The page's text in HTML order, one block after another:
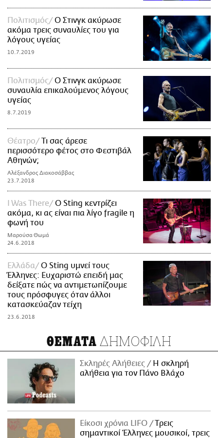
Πολιτισμός
Ο Στινγκ ακύρωσε
ακόμα τρεις συναυλίες του για
λόγους υγείας
10.7.2019
Πολιτισμός
Ο Στινγκ ακύρωσε
συναυλία επικαλούμενος λόγους
υγείας
8.7.2019
Θέατρο
Τι σας άρεσε
περισσότερο φέτος στο Φεστιβάλ
Αθηνών;
Αλέξανδρος Διακοσάββας
23.7.2018
I Was There
Ο Sting κεντρίζει
ακόμα, κι ας είναι πια λίγο fragile η
φωνή του
Μαρούσα Θωμά
24.6.2018
Ελλάδα
O Sting υμνεί τους
Έλληνες: Ευχαριστώ επειδή μας
δείξατε πώς να αντιμετωπίζουμε
τους πρόσφυγες όταν άλλοι
κατασκεύαζαν τείχη
23.6.2018
ΘΕΜΑΤΑ ΔΗΜΟΦΙΛΗ
Σκληρές Αλήθειες
H σκληρή
αλήθεια για τον Πάνο Βλάχο
Είκοσι χρόνια LIFO
Tρεις
σημαντικοί Έλληνες μουσικοί, τρεις